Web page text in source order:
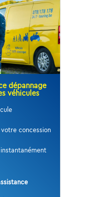
dépannage
véhicules
votre concession